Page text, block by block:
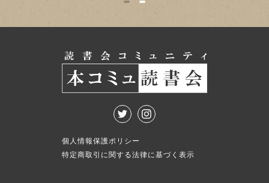
1 2
個人情報保護ポリシー
特定商取引に関する法律に基づく表示